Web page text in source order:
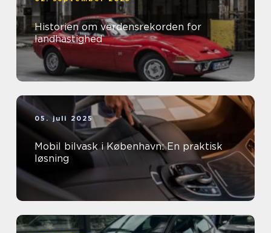
Historien om verdensrekorden for
landhastighed
05. juli 2025
Mobil bilvask i København: En praktisk
løsning